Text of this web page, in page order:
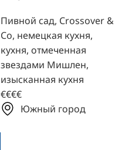
UK
BG
Пивной сад, Crossover &
Co, немецкая кухня,
кухня, отмеченная
звездами Мишлен,
изысканная кухня
€€€€
Южный город